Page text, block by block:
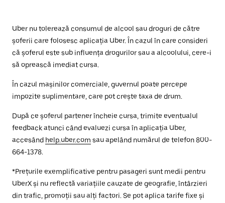
Uber nu tolerează consumul de alcool sau droguri de către
șoferii care folosesc aplicația Uber. În cazul în care consideri
că șoferul este sub influența drogurilor sau a alcoolului, cere-i
să oprească imediat cursa.
În cazul mașinilor comerciale, guvernul poate percepe
impozite suplimentare, care pot crește taxa de drum.
După ce șoferul partener încheie cursa, trimite eventualul
feedback atunci când evaluezi cursa în aplicația Uber,
accesând help.uber.com sau apelând numărul de telefon 800-
664-1378.
*Prețurile exemplificative pentru pasageri sunt medii pentru
UberX și nu reflectă variațiile cauzate de geografie, întârzieri
din trafic, promoții sau alți factori. Se pot aplica tarife fixe și